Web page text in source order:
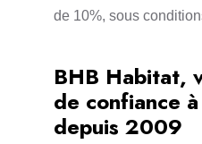
de 10%, sous
BHB Habitat,
de confiance
depuis 2009